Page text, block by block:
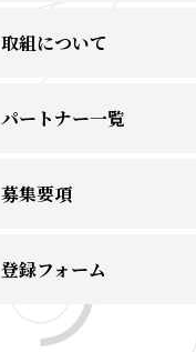
取組について
パートナー一覧
募集要項
登録フォーム